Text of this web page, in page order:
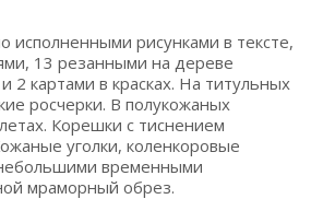
исполненными рисунками в тексте,
13 резанными на дереве
2 картами в красках. На титульных
росчерки. В полукожаных
Корешки с тиснением
уголки, коленкоровые
временными
мраморный обрез.